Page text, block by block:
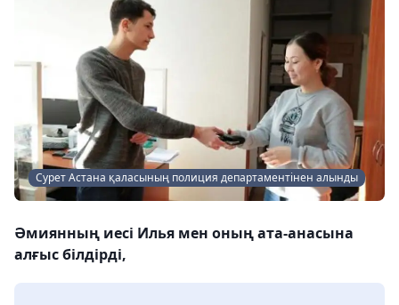
Сурет Астана қаласының полиция департаментінен алынды
Әмиянның иесі Илья мен оның ата-анасына
алғыс білдірді,